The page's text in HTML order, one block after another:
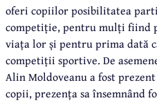
oferi copiilor posibilitatea
competiție, pentru mulți fiind
viața lor și pentru prima dată
competiții sportive. De
Alin Moldoveanu a fost
copii, prezența sa însemnând